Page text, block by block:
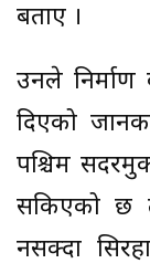
बताए ।
उनले
दिएको
पश्चिम
सकिएको छ
नसक्दा